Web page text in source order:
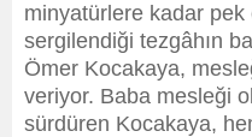
minyatürlere kadar
sergilendiği tezgâhın
Ömer Kocakaya,
veriyor. Baba mesleği
sürdüren Kocakaya,